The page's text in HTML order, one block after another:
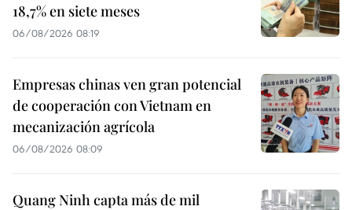
18,7% en siete meses
06/08/2026 08:19
Empresas chinas ven gran potencial
de cooperación con Vietnam en
mecanización agrícola
06/08/2026 08:09
Quang Ninh capta más de mil